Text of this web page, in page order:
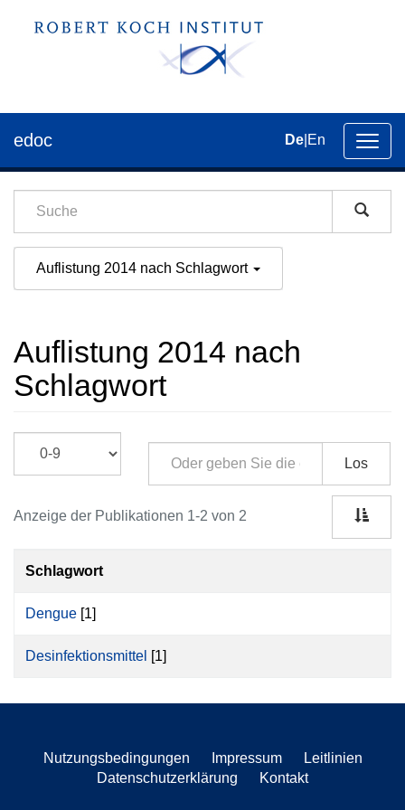
der
edoc De En
Auflistung 2014 nach Schlagwort
Auflistung 2014 nach
Schlagwort
Los
Anzeige der Publikationen 1-2 von 2
Schlagwort
Dengue [1]
Desinfektionsmittel [1]
Nutzungsbedingungen Impressum
Leitlinien
Datenschutzerklärung
Kontakt